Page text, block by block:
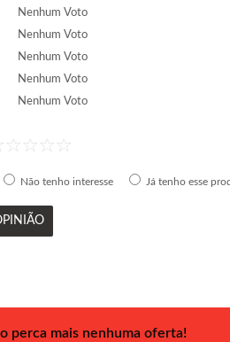
Nenhum Voto
Nenhum Voto
Nenhum Voto
Nenhum Voto
Nenhum Voto
Não tenho interesse Já tenho esse
perca mais nenhuma oferta!